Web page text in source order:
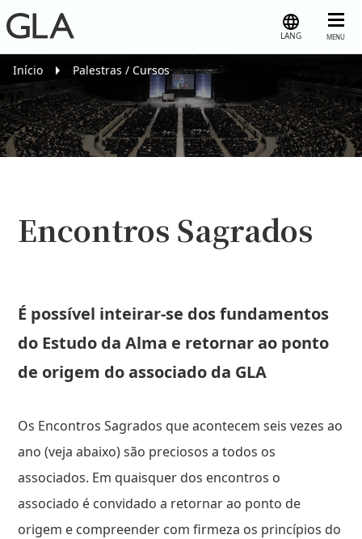
MENU
LANG
Início Palestras / Cursos
Encontros Sagrados
É possível inteirar-se dos fundamentos
do Estudo da Alma e retornar ao ponto
de origem do associado da GLA
Os Encontros Sagrados que acontecem seis vezes ao
ano (veja abaixo) são preciosos a todos os
associados. Em quaisquer dos encontros o
associado é convidado a retornar ao ponto de
origem e compreender com firmeza os princípios do